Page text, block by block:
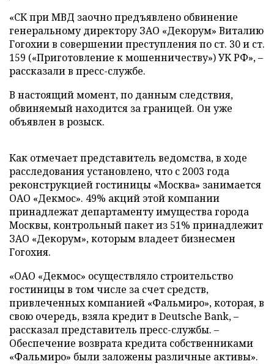
«СК при МВД заочно предъявлено обвинение
генеральному директору ЗАО «Декорум» Виталию
Гогохии в совершении преступления по ст. 30 и ст.
159 («Приготовление к мошенничеству») УК РФ», –
рассказали в пресс-службе.
В настоящий момент, по данным следствия,
обвиняемый находится за границей. Он уже
объявлен в розыск.
Как отмечает представитель ведомства, в ходе
расследования установлено, что с 2003 года
реконструкцией гостиницы «Москва» занимается
ОАО «Декмос». 49% акций этой компании
принадлежат департаменту имущества города
Москвы, контрольный пакет из 51% принадлежит
ЗАО «Декорум», которым владеет бизнесмен
Гогохия.
«ОАО «Декмос» осуществляло строительство
гостиницы в том числе за счет средств,
привлеченных компанией «Фальмиро», которая, в
свою очередь, взяла кредит в Deutsche Bank, –
рассказал представитель пресс-службы. –
Обеспечение возврата кредита собственниками
«Фальмиро» были заложены различные активы».